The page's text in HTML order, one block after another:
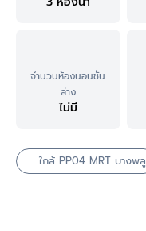
จำนวนห้องนอนชั้น
ล่าง
ไม่มี
ใกล้ PP04 MRT บางพลู